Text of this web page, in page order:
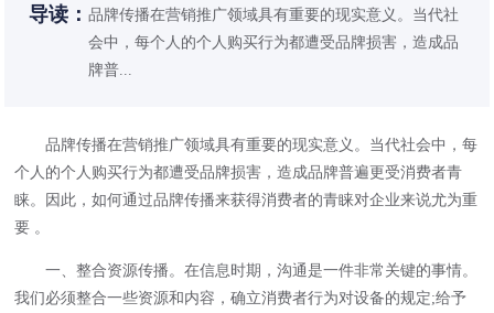
导读：品牌传播在营销推广领域具有重要的现实意义。当代社
会中，每个人的个人购买行为都遭受品牌损害，造成品
牌普...
品牌传播在营销推广领域具有重要的现实意义。当代社会中，每
个人的个人购买行为都遭受品牌损害，造成品牌普遍更受消费者青
睐。因此，如何通过品牌传播来获得消费者的青睐对企业来说尤为重
要 。
一、整合资源传播。在信息时期，沟通是一件非常关键的事情。
我们必须整合一些资源和内容，确立消费者行为对设备的规定;给予